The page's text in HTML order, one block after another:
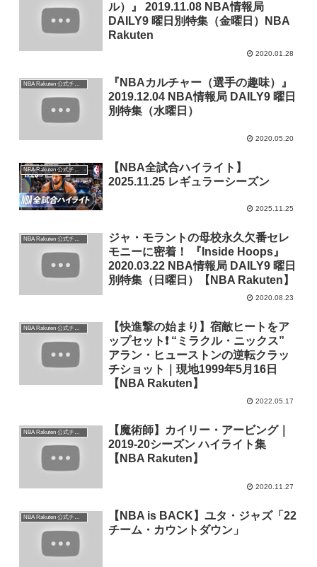
ル）』 2019.11.08 NBA情報局
DAILY9 曜日別特集（金曜日）NBA
Rakuten
2020.01.28
NBA Rakuten 公式チャンネル
『NBAカルチャー（選手の趣味）』
2019.12.04 NBA情報局 DAILY9 曜日
別特集（水曜日）
2020.05.20
NBA Rakuten 公式チャンネル
【NBA全試合ハイライト】
2025.11.25 レギュラーシーズン
2025.11.25
NBA Rakuten 公式チャンネル
ジャ・モラントの母校永久欠番セレ
モニーに密着！ 『Inside Hoops』
2020.03.22 NBA情報局 DAILY9 曜日
別特集（日曜日）【NBA Rakuten】
2020.08.23
NBA Rakuten 公式チャンネル
【快進撃の始まり】宿敵ヒートをア
ップセット❗ “ミラクル・ニックス”
アラン・ヒューストンの逆転クラッ
チショット｜現地1999年5月16日
【NBA Rakuten】
2022.05.17
【魔術師】カイリー・アービング｜
2019-20シーズン ハイライト集
【NBA Rakuten】
2020.11.27
NBA Rakuten 公式チャンネル
【NBA is BACK】ユタ・ジャズ「22
チーム・カウントダウン」